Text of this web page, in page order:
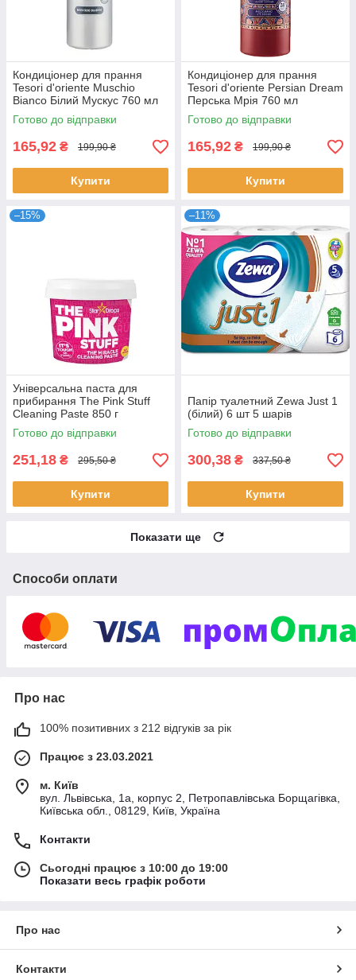
Кондиціонер для прання
Tesori d'oriente Muschio
Bianco Білий Мускус 760 мл
Готово до відправки
165,92 ₴ 199,90 ₴
Купити
Кондиціонер для прання
Tesori d'oriente Persian Dream
Перська Мрія 760 мл
Готово до відправки
165,92 ₴ 199,90 ₴
Купити
–15%
Універсальна паста для
прибирання The Pink Stuff
Cleaning Paste 850 г
Готово до відправки
251,18 ₴ 295,50 ₴
Купити
–11%
Папір туалетний Zewa Just 1
(білий) 6 шт 5 шарів
Готово до відправки
300,38 ₴ 337,50 ₴
Купити
Показати ще
Способи оплати
Про нас
100% позитивних з 212 відгуків за рік
Працює з 23.03.2021
м. Київ
вул. Львівська, 1а, корпус 2, Петропавлівська Борщагівка,
Київська обл., 08129, Київ, Україна
Контакти
Сьогодні працює з 10:00 до 19:00
Показати весь графік роботи
Про нас
Контакти